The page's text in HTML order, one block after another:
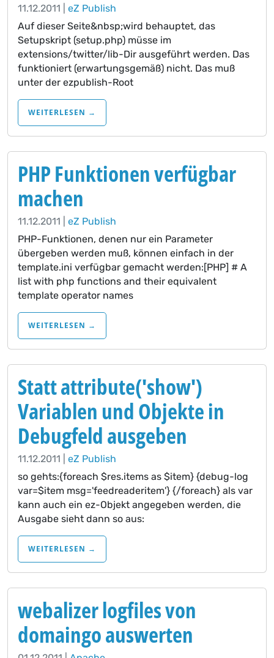
11.12.2011 | eZ Publish
Auf dieser Seite&nbsp;wird behauptet, das
Setupskript (setup.php) müsse im
extensions/twitter/lib-Dir ausgeführt werden. Das
funktioniert (erwartungsgemäß) nicht. Das muß
unter der ezpublish-Root
WEITERLESEN →
PHP Funktionen verfügbar
machen
11.12.2011 | eZ Publish
PHP-Funktionen, denen nur ein Parameter
übergeben werden muß, können einfach in der
template.ini verfügbar gemacht werden:[PHP] # A
list with php functions and their equivalent
template operator names
WEITERLESEN →
Statt attribute('show')
Variablen und Objekte in
Debugfeld ausgeben
11.12.2011 | eZ Publish
so gehts:{foreach $res.items as $item} {debug-log
var=$item msg='feedreaderitem'} {/foreach} als var
kann auch ein ez-Objekt angegeben werden, die
Ausgabe sieht dann so aus:
WEITERLESEN →
webalizer logfiles von
domaingo auswerten